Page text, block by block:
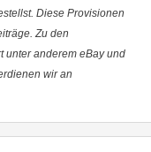
Diese Provisionen
Zu den
unter anderem eBay und
wir an